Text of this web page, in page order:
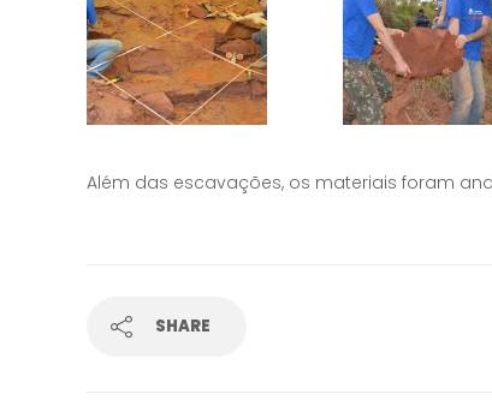
Além das escavações, os materiais foram
SHARE